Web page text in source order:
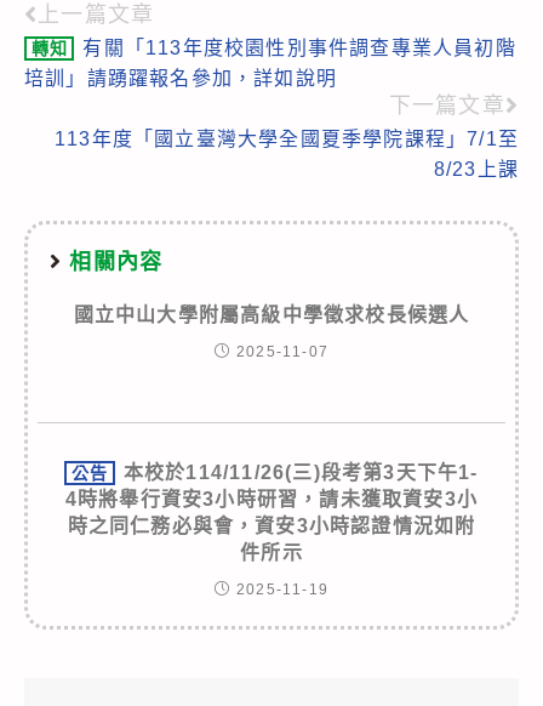
Read
more
上一篇文章
轉知
有關「113年度校園性別事件調查專業人員初階
培訓」請踴躍報名參加，詳如說明
下一篇文章
113年度「國立臺灣大學全國夏季學院課程」7/1至
8/23上課
相關內容
國立中山大學附屬高級中學徵求校長候選人
2025-11-07
公告
本校於114/11/26(三)段考第3天下午1-
4時將舉行資安3小時研習，請未獲取資安3小
時之同仁務必與會，資安3小時認證情況如附
件所示
2025-11-19